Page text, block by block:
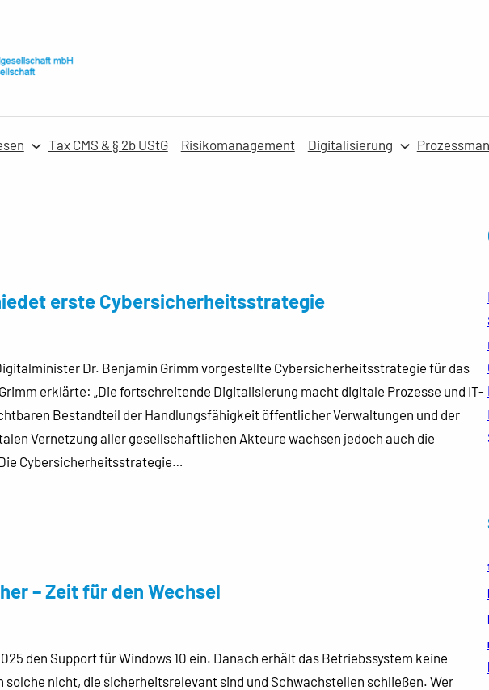
Tax CMS & § 2b UStG Risikomanagement Digitalisierung
erste Cybersicherheitsstrategie
Dr. Benjamin Grimm vorgestellte Cybersicherheitsstrategie für das
erklärte: „Die fortschreitende Digitalisierung macht digitale Prozesse und IT-
Bestandteil der Handlungsfähigkeit öffentlicher Verwaltungen und der
Vernetzung aller gesellschaftlichen Akteure wachsen jedoch auch die
Cybersicherheitsstrategie…
– Zeit für den Wechsel
den Support für Windows 10 ein. Danach erhält das Betriebssystem keine
solche nicht, die sicherheitsrelevant sind und Schwachstellen schließen. Wer